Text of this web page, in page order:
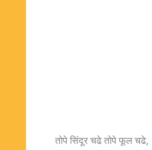
तोपे सिंदूर चढे तोपे फूल चढे,